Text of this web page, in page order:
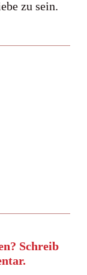
zu sein.
Schreib